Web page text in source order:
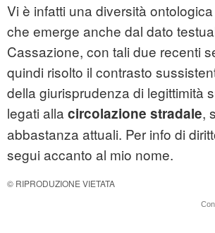
Vi è infatti una diversità
che emerge anche dal dato
Cassazione, con tali due recenti
quindi risolto il contrasto
della giurisprudenza di legittimità
legati alla circolazione stradale,
abbastanza attuali. Per info di
segui accanto al mio nome.
© RIPRODUZIONE VIETATA